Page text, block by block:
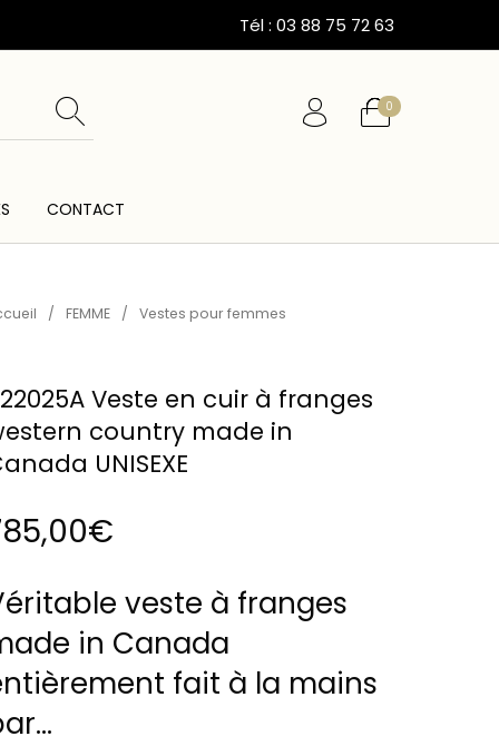
Tél : 03 88 75 72 63
0
CONTACT
/ FEMME / Vestes pour femmes
Veste en cuir à franges
country made in
UNISEXE
€
veste à franges
in Canada
fait à la mains